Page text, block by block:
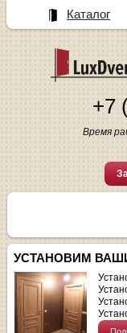
+7
Время
УСТАНОВИМ
Каталог